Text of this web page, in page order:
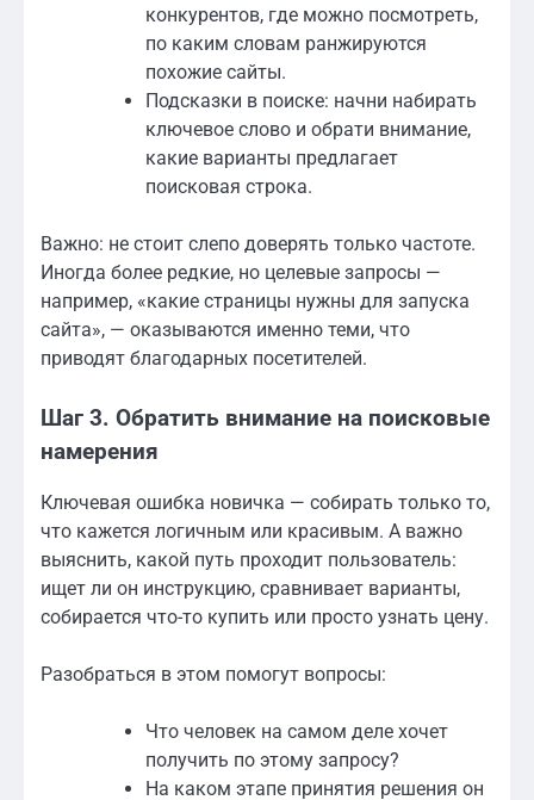
конкурентов, где можно посмотреть,
по каким словам ранжируются
похожие сайты.
Подсказки в поиске: начни набирать
ключевое слово и обрати внимание,
какие варианты предлагает
поисковая строка.
Важно: не стоит слепо доверять только частоте.
Иногда более редкие, но целевые запросы —
например, «какие страницы нужны для запуска
сайта», — оказываются именно теми, что
приводят благодарных посетителей.
Шаг 3. Обратить внимание на поисковые
намерения
Ключевая ошибка новичка — собирать только то,
что кажется логичным или красивым. А важно
выяснить, какой путь проходит пользователь:
ищет ли он инструкцию, сравнивает варианты,
собирается что-то купить или просто узнать цену.
Разобраться в этом помогут вопросы:
Что человек на самом деле хочет
получить по этому запросу?
На каком этапе принятия решения он